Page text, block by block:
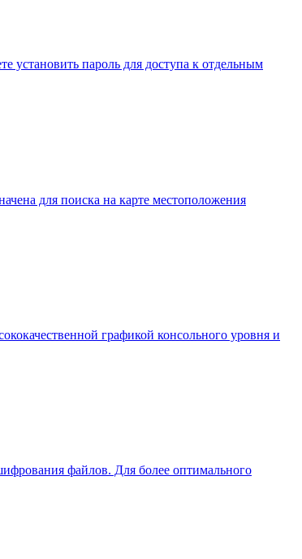
установить пароль для доступа к отдельным
для поиска на карте местоположения
графикой консольного уровня и
файлов. Для более оптимального